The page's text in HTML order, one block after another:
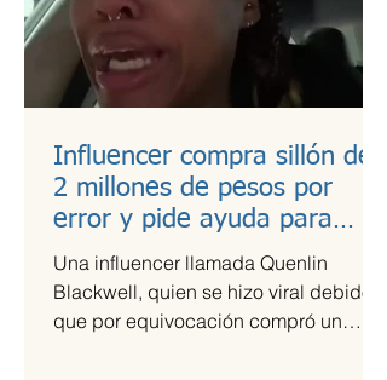
Influencer compra sillón de
2 millones de pesos por
error y pide ayuda para
pagarlo
Una influencer llamada Quenlin
Blackwell, quien se hizo viral debido a
que por equivocación compró un